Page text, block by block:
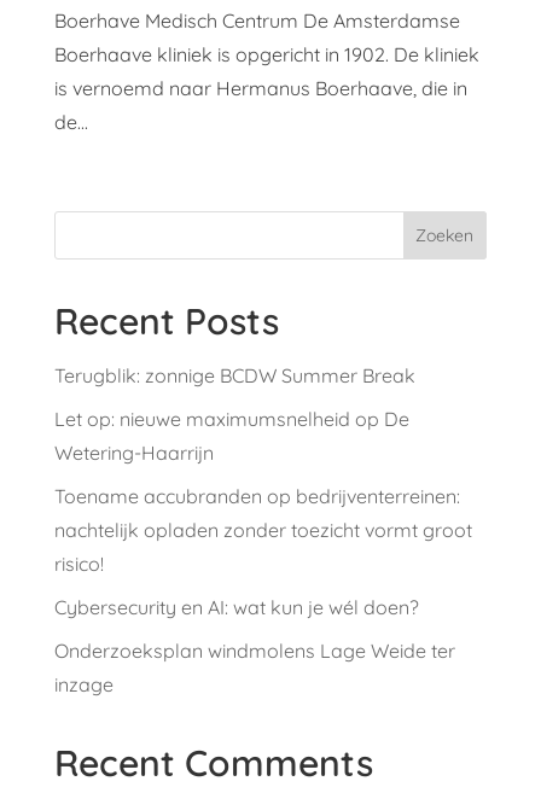
Boerhave Medisch Centrum De Amsterdamse
Boerhaave kliniek is opgericht in 1902. De kliniek
is vernoemd naar Hermanus Boerhaave, die in
de...
Zoeken
Recent Posts
Terugblik: zonnige BCDW Summer Break
Let op: nieuwe maximumsnelheid op De
Wetering-Haarrijn
Toename accubranden op bedrijventerreinen:
nachtelijk opladen zonder toezicht vormt groot
risico!
Cybersecurity en AI: wat kun je wél doen?
Onderzoeksplan windmolens Lage Weide ter
inzage
Recent Comments